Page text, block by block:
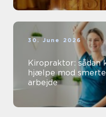
30. June 2026
Kiropraktor: sådan
hjælpe mod
arbejde